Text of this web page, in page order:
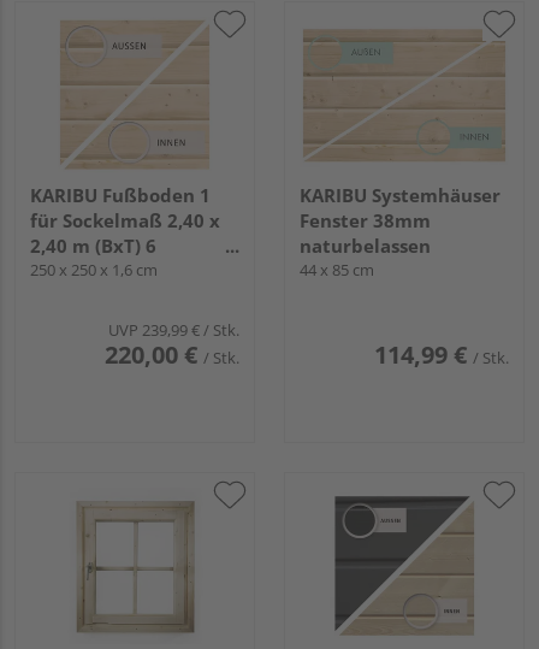
KARIBU Fußboden 1
für Sockelmaß 2,40 x
2,40 m (BxT) 6
naturbelassen
250 x 250 x 1,6 cm
UVP 239,99 €/ Stk.
220,00 € / Stk.
KARIBU Systemhäuser
Fenster 38mm
naturbelassen
44 x 85 cm
114,99 € / Stk.